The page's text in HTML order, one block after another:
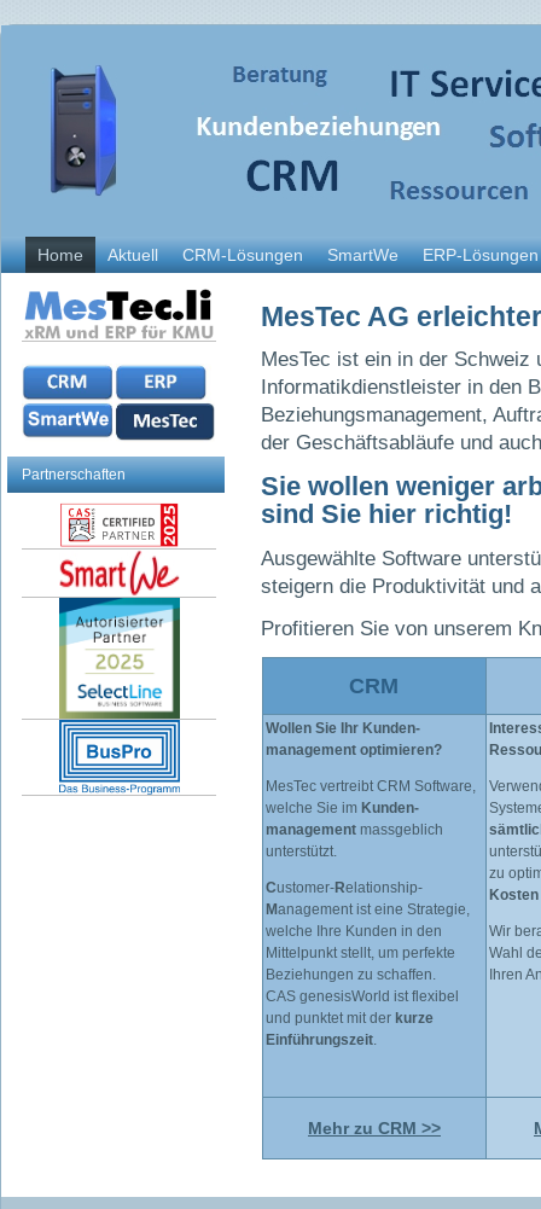
Home Aktuell CRM-Lösungen SmartWe ERP-Lösungen
Partnerschaften
MesTec AG
MesTec ist ein in der Schweiz
Informatikdienstleister in den
Beziehungsmanagement,
der Geschäftsabläufe und
Sie wollen weniger
sind Sie hier richtig!
Ausgewählte Software
steigern die Produktivität und
Profitieren Sie von unserem
CRM
Wollen Sie Ihr Kunden­
management optimieren?
MesTec vertreibt CRM­ Software,
welche Sie im Kunden­
management massgeblich
unterstützt.
Customer-Relationship-
Management ist eine Strategie,
welche Ihre Kunden in den
Mittelpunkt stellt, um perfekte
Beziehungen zu schaffen.
CAS genesisWorld ist flexibel
und punktet mit der kurze
Einführungszeit
zu
Kosten
Wir
Wahl
Ihren
Mehr zu CRM >>